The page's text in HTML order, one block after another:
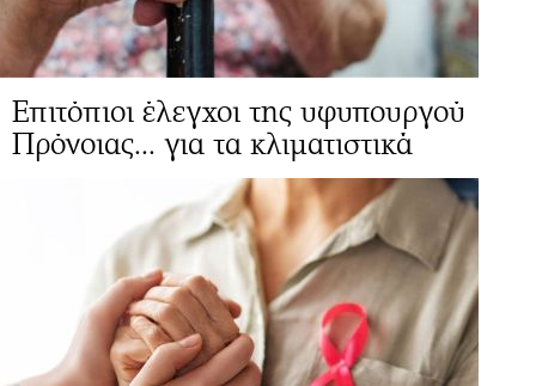
Επιτόπιοι έλεγχοι της υφυπουργού
Πρόνοιας... για τα κλιματιστικά